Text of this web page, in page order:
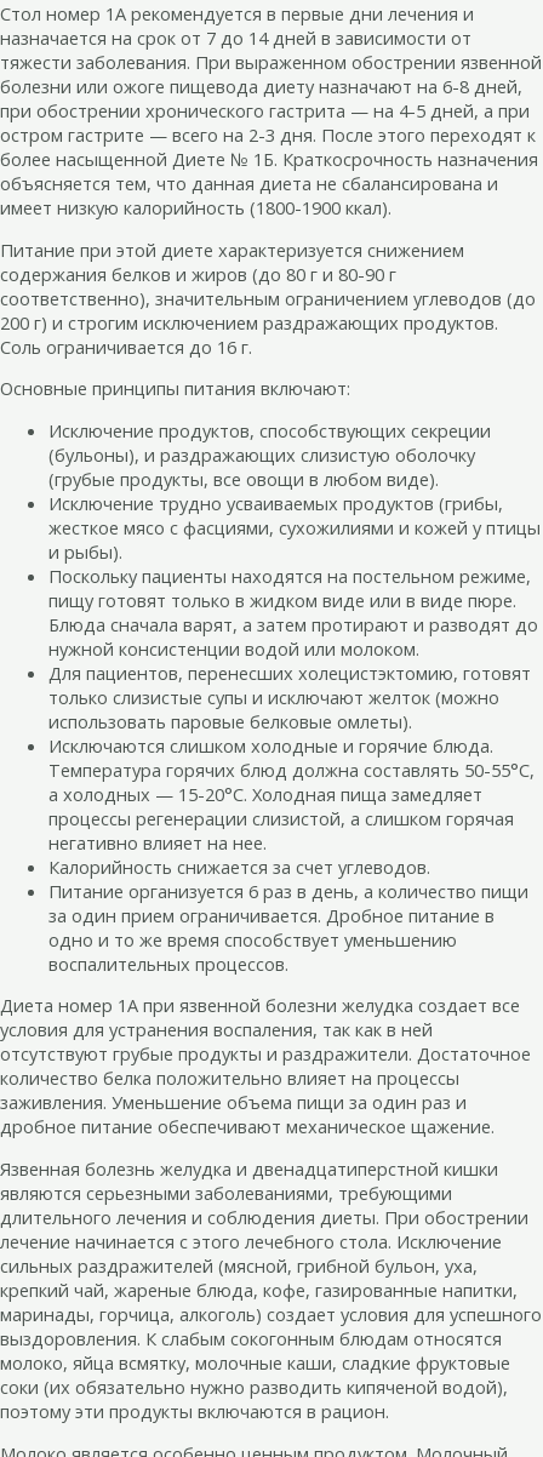
Стол номер 1А рекомендуется в первые дни лечения и
назначается на срок от 7 до 14 дней в зависимости от
тяжести заболевания. При выраженном обострении язвенной
болезни или ожоге пищевода диету назначают на 6-8 дней,
при обострении хронического гастрита — на 4-5 дней, а при
остром гастрите — всего на 2-3 дня. После этого переходят к
более насыщенной Диете № 1Б. Краткосрочность назначения
объясняется тем, что данная диета не сбалансирована и
имеет низкую калорийность (1800-1900 ккал).
Питание при этой диете характеризуется снижением
содержания белков и жиров (до 80 г и 80-90 г
соответственно), значительным ограничением углеводов (до
200 г) и строгим исключением раздражающих продуктов.
Соль ограничивается до 16 г.
Основные принципы питания включают:
Исключение продуктов, способствующих секреции
(бульоны), и раздражающих слизистую оболочку
(грубые продукты, все овощи в любом виде).
Исключение трудно усваиваемых продуктов (грибы,
жесткое мясо с фасциями, сухожилиями и кожей у птицы
и рыбы).
Поскольку пациенты находятся на постельном режиме,
пищу готовят только в жидком виде или в виде пюре.
Блюда сначала варят, а затем протирают и разводят до
нужной консистенции водой или молоком.
Для пациентов, перенесших холецистэктомию, готовят
только слизистые супы и исключают желток (можно
использовать паровые белковые омлеты).
Исключаются слишком холодные и горячие блюда.
Температура горячих блюд должна составлять 50-55°С,
а холодных — 15-20°С. Холодная пища замедляет
процессы регенерации слизистой, а слишком горячая
негативно влияет на нее.
Калорийность снижается за счет углеводов.
Питание организуется 6 раз в день, а количество пищи
за один прием ограничивается. Дробное питание в
одно и то же время способствует уменьшению
воспалительных процессов.
Диета номер 1А при язвенной болезни желудка создает все
условия для устранения воспаления, так как в ней
отсутствуют грубые продукты и раздражители. Достаточное
количество белка положительно влияет на процессы
заживления. Уменьшение объема пищи за один раз и
дробное питание обеспечивают механическое щажение.
Язвенная болезнь желудка и двенадцатиперстной кишки
являются серьезными заболеваниями, требующими
длительного лечения и соблюдения диеты. При обострении
лечение начинается с этого лечебного стола. Исключение
сильных раздражителей (мясной, грибной бульон, уха,
крепкий чай, жареные блюда, кофе, газированные напитки,
маринады, горчица, алкоголь) создает условия для успешного
выздоровления. К слабым сокогонным блюдам относятся
молоко, яйца всмятку, молочные каши, сладкие фруктовые
соки (их обязательно нужно разводить кипяченой водой),
поэтому эти продукты включаются в рацион.